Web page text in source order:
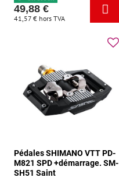
49,88 €
41,57 € hors TVA
Pédales SHIMANO VTT PD-
M821 SPD +démarrage. SM-
SH51 Saint